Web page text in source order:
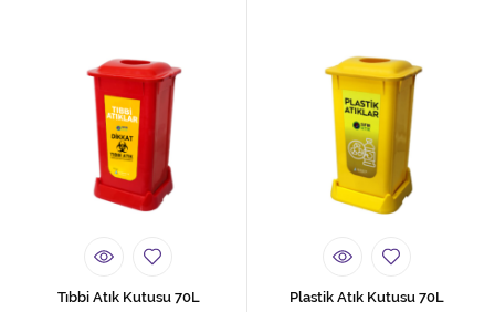
Tıbbi Atık Kutusu 70L Plastik Atık Kutusu 70L